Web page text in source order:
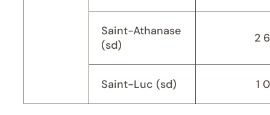
Saint-Athanase
(sd)
2
Saint-Luc (sd) 1